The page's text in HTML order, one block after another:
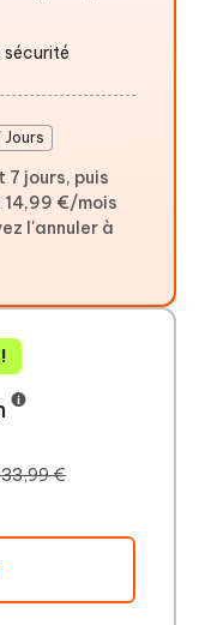
€
sécurité
Jours
jours, puis
€/mois
l'annuler à